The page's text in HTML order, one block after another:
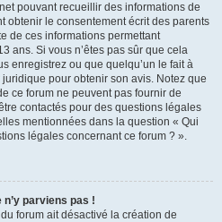
pouvant recueillir des informations de
obtenir le consentement écrit des parents
de ces informations permettant
ans. Si vous n’êtes pas sûr que cela
enregistrez ou que quelqu’un le fait à
pour obtenir son avis. Notez que
ce forum ne peuvent pas fournir de
contactés pour des questions légales
mentionnées dans la question « Qui
légales concernant ce forum ? ».
parviens pas !
forum ait désactivé la création de